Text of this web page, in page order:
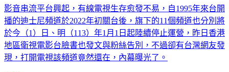
影音串流平台興起，有線電視生存愈發不易，自1995年來台開
播的迪士尼頻道於2022年初關台後，旗下的11個頻道也分別將
於今（1）日、明（113）年1月1日起陸續停止運營，昨日香港
地區衛視電影台臉書也發文與粉絲告別，不過卻有台灣網友發
現，打開電視該頻道竟然還在，內幕曝光了。